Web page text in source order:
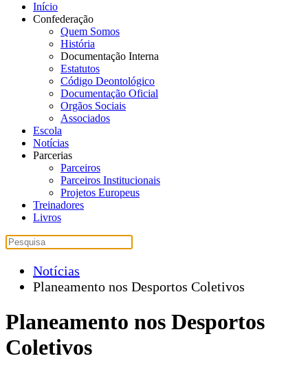
Início
Confederação
Quem Somos
História
Documentação Interna
Estatutos
Código Deontológico
Documentação Oficial
Orgãos Sociais
Associados
Escola
Notícias
Parcerias
Parceiros
Parceiros Institucionais
Projetos Europeus
Treinadores
Livros
Notícias
Planeamento nos Desportos Coletivos
Planeamento nos Desportos
Coletivos